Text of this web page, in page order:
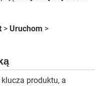
> Uruchom >
produktu, a